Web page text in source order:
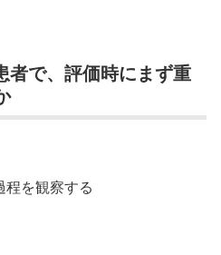
者で、評価時にまず重
程を観察する